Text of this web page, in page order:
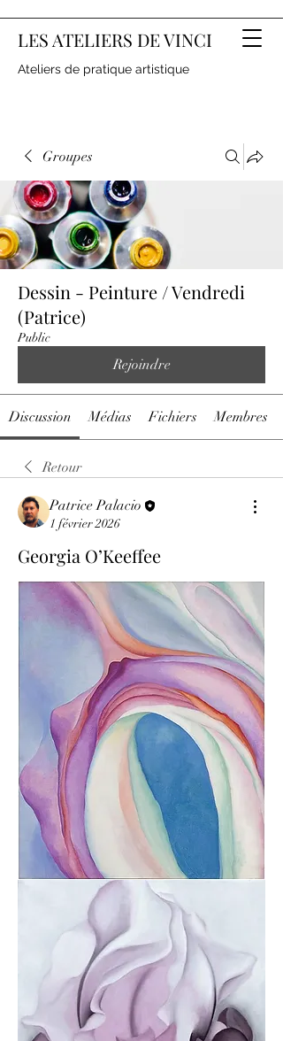
LES ATELIERS DE VINCI
Ateliers de pratique artistique
Groupes
Dessin - Peinture / Vendredi
(Patrice)
Public
Rejoindre
Discussion Médias Fichiers Membres
Retour
Patrice Palacio
1 février 2026
Georgia O’Keeffee